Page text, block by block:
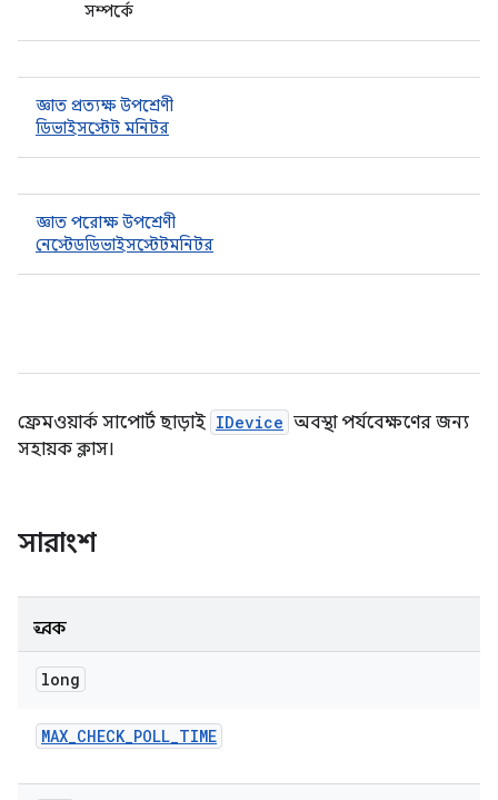
সম্পর্কে
জ্ঞাত প্রত্যক্ষ উপশ্রেণী
ডিভাইসস্টেট মনিটর
জ্ঞাত পরোক্ষ উপশ্রেণী
নেস্টেডডিভাইসস্টেটমনিটর
ফ্রেমওয়ার্ক সাপোর্ট ছাড়াই IDevice অবস্থা পর্যবেক্ষণের জন্য
সহায়ক ক্লাস।
সারাংশ
ধ্রুবক
long
MAX_CHECK_POLL_TIME